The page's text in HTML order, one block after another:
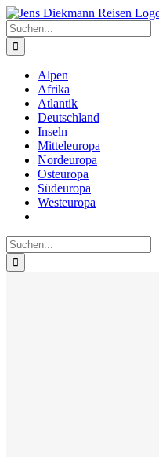
Zum
Inhalt
springen
Suche
nach:
Alpen
Afrika
Atlantik
Deutschland
Inseln
Mitteleuropa
Nordeuropa
Osteuropa
Südeuropa
Westeuropa
Suche
nach: